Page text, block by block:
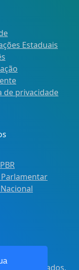
Estaduais
de privacidade
reservados.